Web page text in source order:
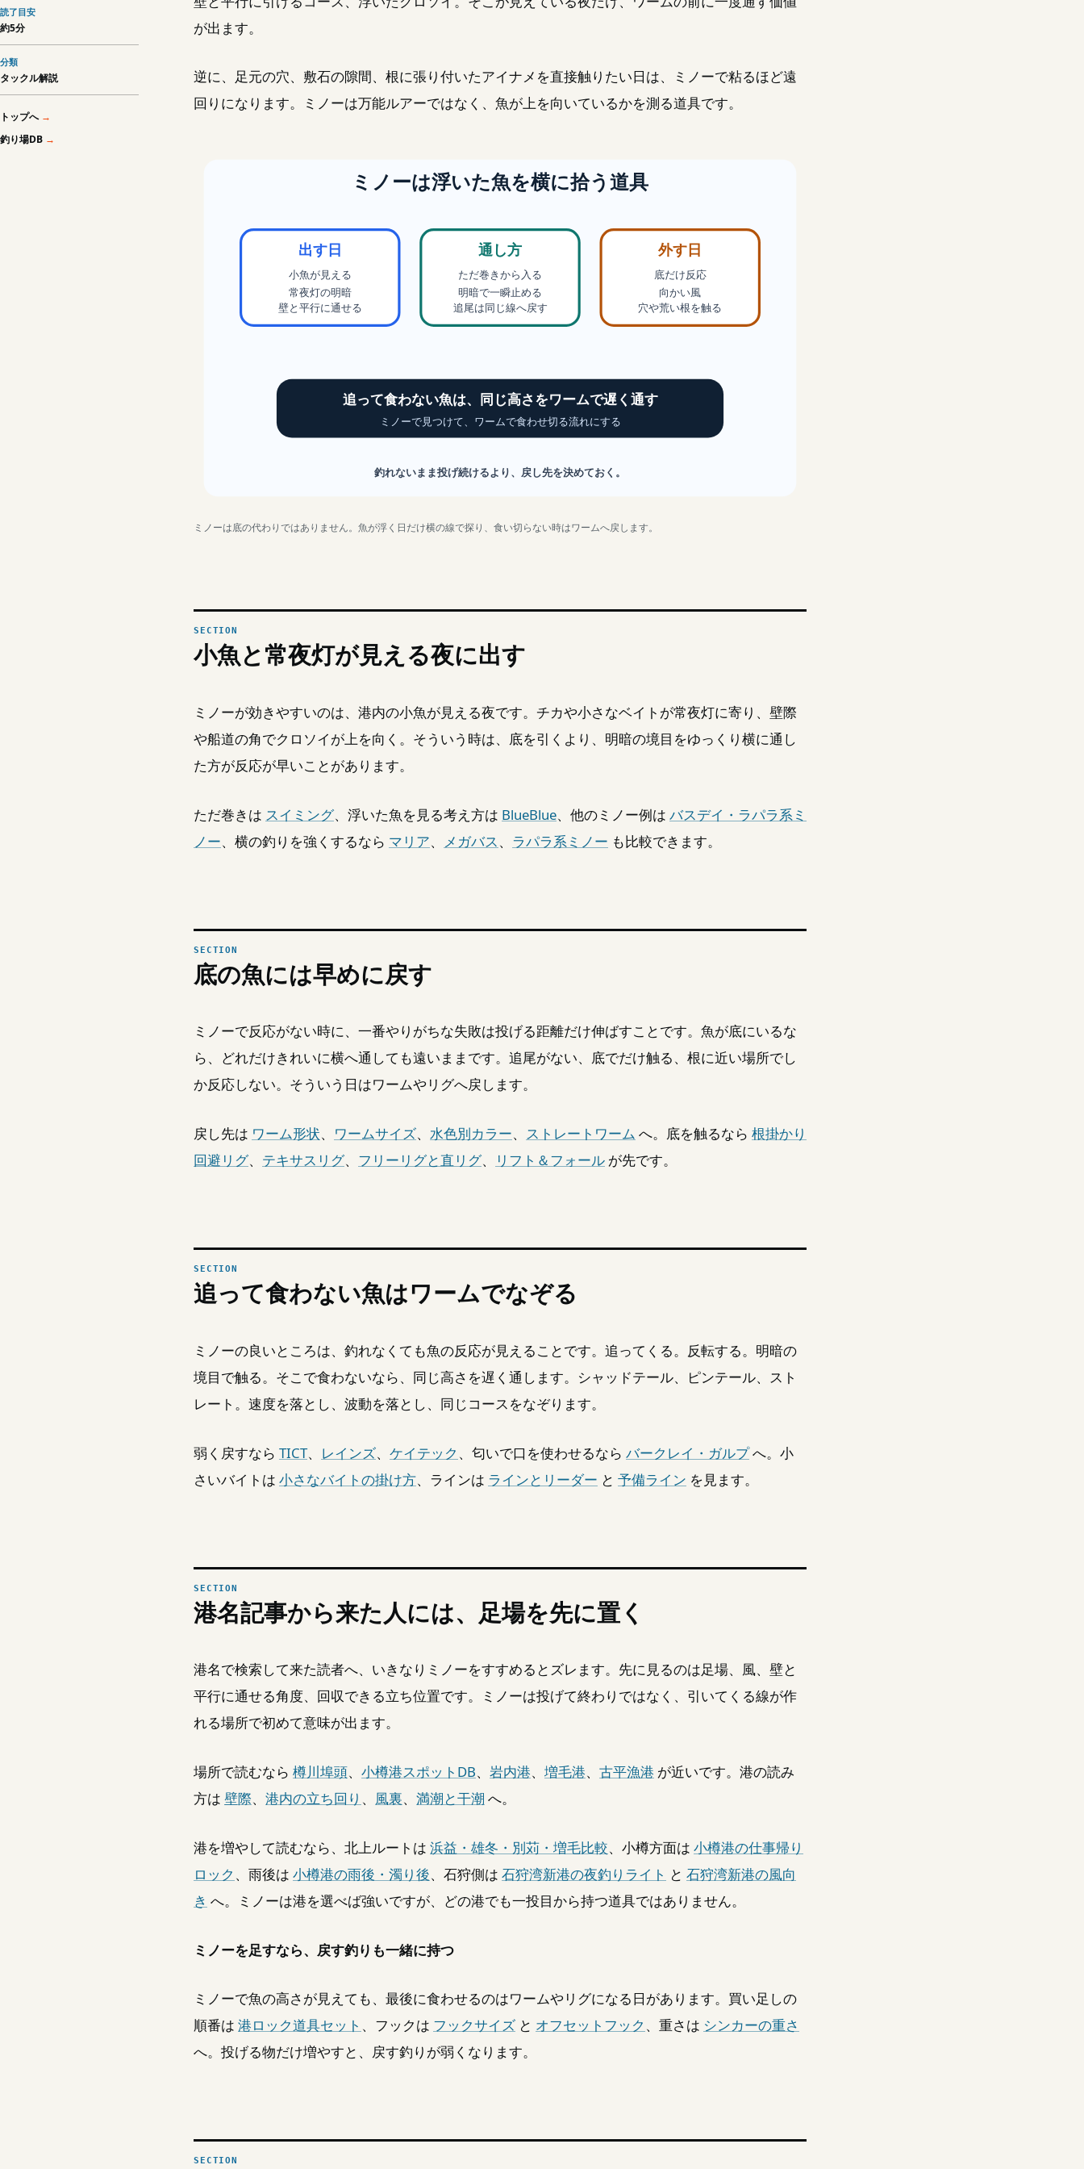
読了目安
約5分
分類
タックル解説
トップへ
釣り場DB
が出ます。
逆に、足元の穴、敷石の隙間、根に張り付いたアイナメを直接触りたい日は、ミノーで粘るほど遠
回りになります。ミノーは万能ルアーではなく、魚が上を向いているかを測る道具です。
ミノーは浮いた魚を横に拾う道具
出す日
小魚が見える
常夜灯の明暗
壁と平行に通せる
通し方
ただ巻きから入る
明暗で一瞬止める
追尾は同じ線へ戻す
外す日
底だけ反応
向かい風
穴や荒い根を触る
追って食わない魚は、同じ高さをワームで遅く通す
ミノーで見つけて、ワームで食わせ切る流れにする
釣れないまま投げ続けるより、戻し先を決めておく。
ミノーは底の代わりではありません。魚が浮く日だけ横の線で探り、食い切らない時はワームへ戻します。
小魚と常夜灯が見える夜に出す
ミノーが効きやすいのは、港内の小魚が見える夜です。チカや小さなベイトが常夜灯に寄り、壁際
や船道の角でクロソイが上を向く。そういう時は、底を引くより、明暗の境目をゆっくり横に通し
た方が反応が早いことがあります。
ただ巻きは スイミング、浮いた魚を見る考え方は BlueBlue、他のミノー例は バスデイ・ラパラ系ミ
ノー、横の釣りを強くするなら マリア、 メガバス 、 ラパラ系ミノー も比較できます。
底の魚には早めに戻す
ミノーで反応がない時に、一番やりがちな失敗は投げる距離だけ伸ばすことです。魚が底にいるな
ら、どれだけきれいに横へ通しても遠いままです。追尾がない、底でだけ触る、根に近い場所でし
か反応しない。そういう日はワームやリグへ戻します。
戻し先は ワーム形状、 ワームサイズ、 水色別カラー、 ストレートワーム へ。底を触るなら 根掛かり
回避リグ、 テキサスリグ、 フリーリグと直リグ、 リフト＆フォール が先です。
追って食わない魚はワームでなぞる
ミノーの良いところは、釣れなくても魚の反応が見えることです。追ってくる。反転する。明暗の
境目で触る。そこで食わないなら、同じ高さを遅く通します。シャッドテール、ピンテール、スト
レート。速度を落とし、波動を落とし、同じコースをなぞります。
弱く戻すなら TICT、 レインズ、 ケイテック 、匂いで口を使わせるなら バークレイ・ガルプへ。小
さいバイトは 小さなバイトの掛け方、ラインは ラインとリーダー と 予備ライン を見ます。
港名記事から来た人には、足場を先に置く
港名で検索して来た読者へ、いきなりミノーをすすめるとズレます。先に見るのは足場、風、壁と
平行に通せる角度、回収できる立ち位置です。ミノーは投げて終わりではなく、引いてくる線が作
れる場所で初めて意味が出ます。
場所で読むなら 樽川埠頭、 小樽港スポットDB、 岩内港、 増毛港、 古平漁港 が近いです。港の読み
方は 壁際、 港内の立ち回り 、 風裏、 満潮と干潮 へ。
港を増やして読むなら、北上ルートは 浜益・雄冬・別苅・増毛比較、小樽方面は 小樽港の仕事帰り
ロック 、雨後は 小樽港の雨後・濁り後、石狩側は 石狩湾新港の夜釣りライト と 石狩湾新港の風向
き へ。ミノーは港を選べば強いですが、どの港でも一投目から持つ道具ではありません。
ミノーを足すなら、戻す釣りも一緒に持つ
ミノーで魚の高さが見えても、最後に食わせるのはワームやリグになる日があります。買い足しの
順番は 港ロック道具セット 、フックは フックサイズ と オフセットフック 、重さは シンカーの重さ
へ。投げる物だけ増やすと、戻す釣りが弱くなります。